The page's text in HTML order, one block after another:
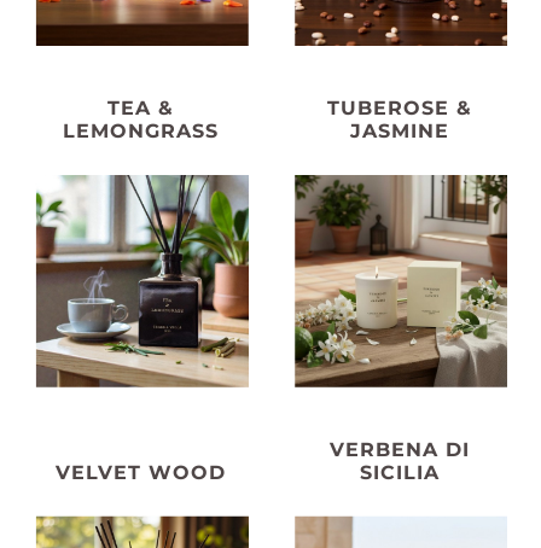
TEA &
LEMONGRASS
TUBEROSE &
JASMINE
VELVET WOOD
VERBENA DI
SICILIA